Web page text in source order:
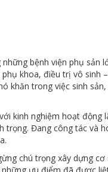
bệnh viện phụ sản
khoa, điều trị vô sinh
khăn trong việc sinh
kinh nghiệm hoạt
trọng. Đang công tác và
chú trọng xây dựng